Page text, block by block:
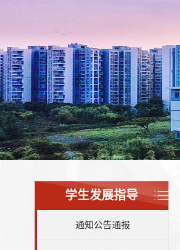
学生发展指导
通知公告通报